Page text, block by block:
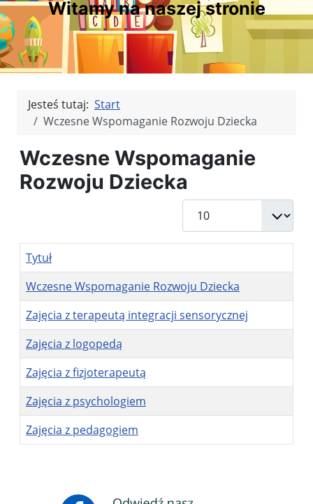
Witamy na naszej stronie
Jesteś tutaj: Start
Wczesne Wspomaganie Rozwoju Dziecka
Wczesne Wspomaganie
Rozwoju Dziecka
Tytuł
Wczesne Wspomaganie Rozwoju Dziecka
Zajęcia z terapeutą integracji sensorycznej
Zajęcia z logopedą
Zajęcia z fizjoterapeutą
Zajęcia z psychologiem
Zajęcia z pedagogiem